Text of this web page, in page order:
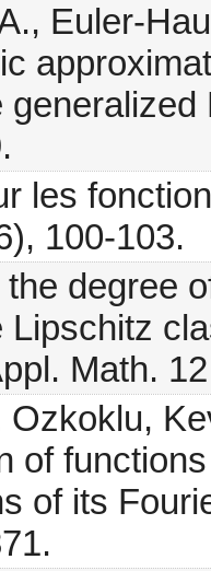
Euler-
les
100-103.
degree
Lipschitz
Math.
of
of its